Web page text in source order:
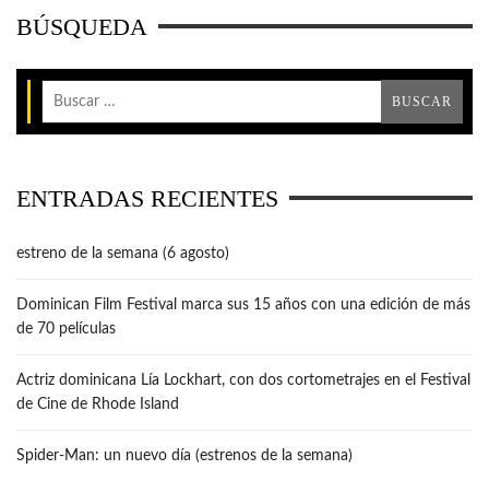
BÚSQUEDA
ENTRADAS RECIENTES
estreno de la semana (6 agosto)
Dominican Film Festival marca sus 15 años con una edición de más
de 70 películas
Actriz dominicana Lía Lockhart, con dos cortometrajes en el Festival
de Cine de Rhode Island
Spider-Man: un nuevo día (estrenos de la semana)